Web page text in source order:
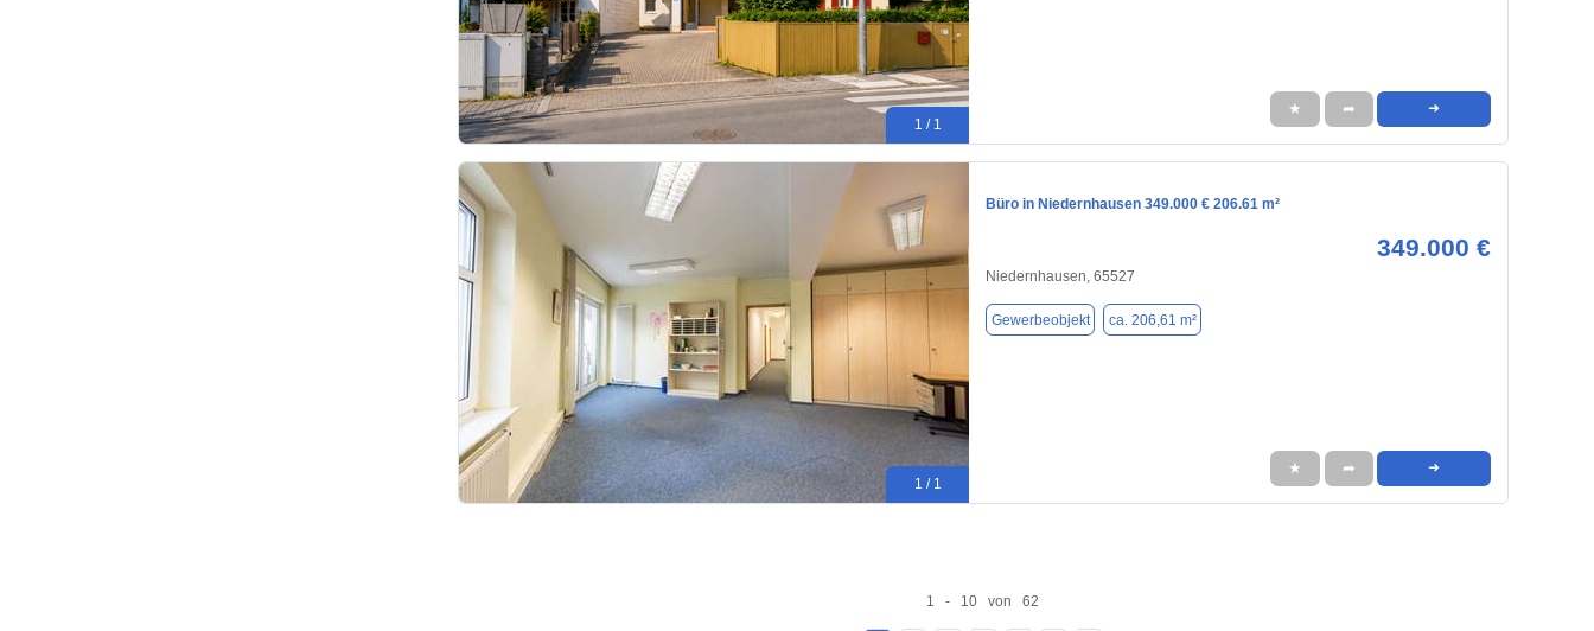
1 / 1
★ ➦ ➜
1 / 1
Büro in Niedernhausen 349.000 € 206.61 m²
349.000 €
Niedernhausen, 65527
Gewerbeobjekt ca. 206,61 m²
★ ➦ ➜
1 - 10 von 62